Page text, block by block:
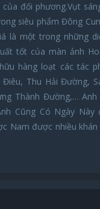
đối phương.Vụt
siêu phẩm Đông
là một trong những
tốt của màn ảnh
hàng loạt các tác
Điêu, Thu Hải Đường,
Thành Đường,…
Cũng Có Ngày Này
Nam được nhiều